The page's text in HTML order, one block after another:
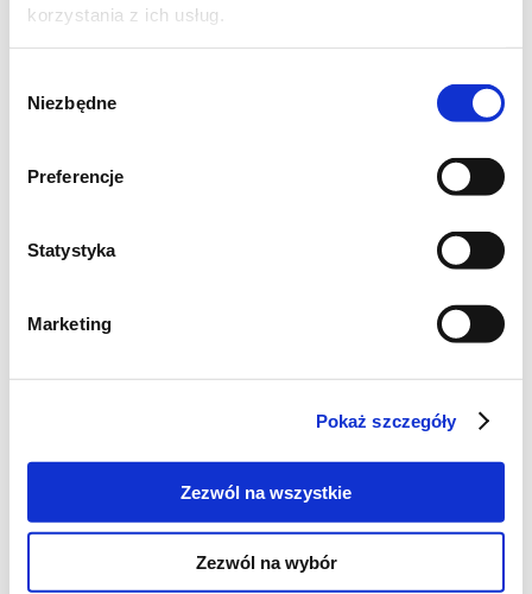
korzystania z ich usług.
zgody
Niezbędne
Preferencje
Statystyka
Marketing
Pokaż szczegóły
Zezwól na wszystkie
Zezwól na wybór
sok z 1 limonki
2-3 łyżki wody
Przygotowanie farszu:
Filet z kurczaka umyć, osuszyć i pokroić w
kostkę. Marchew umyć, obrać a następnie